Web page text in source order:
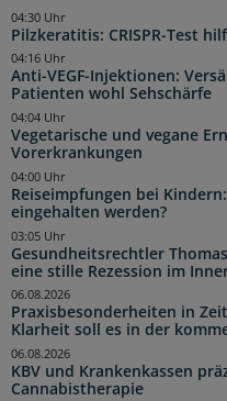
Pilzkeratitis: CRISPR-Test
04:30 Uhr
Anti-VEGF-Injektionen:
Patienten wohl Sehschärfe
04:16 Uhr
Vegetarische und vegane
Vorerkrankungen
04:04 Uhr
Reiseimpfungen bei
eingehalten werden?
04:00 Uhr
Gesundheitsrechtler
eine stille Rezession im
03:05 Uhr
Praxisbesonderheiten in
Klarheit soll es in der
06.08.2026
KBV und Krankenkassen
Cannabistherapie
06.08.2026